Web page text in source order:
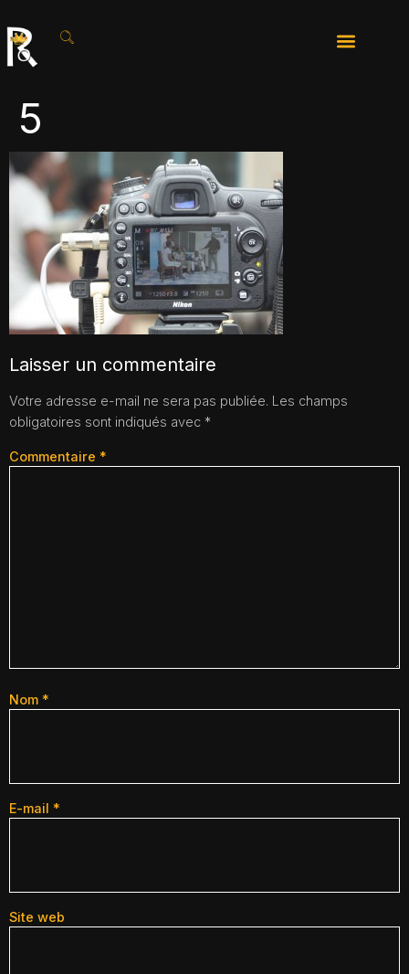
5
Laisser un commentaire
Votre adresse e-mail ne sera pas publiée. Les champs
obligatoires sont indiqués avec *
Commentaire *
Nom *
E-mail *
Site web